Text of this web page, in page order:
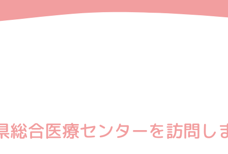
総合医療センターを訪問し